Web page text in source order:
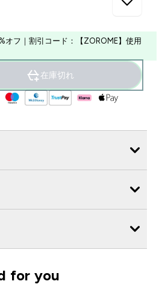
オフ｜割引コード：【ZOROME】使用
在庫切れ
for you